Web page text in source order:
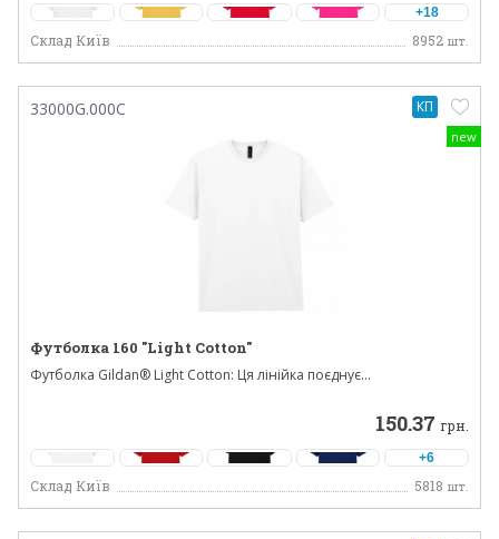
+18
Склад Київ 8952 шт.
new
33000G.000C
Футболка 160 "Light Cotton"
Футболка Gildan® Light Cotton: Ця лінійка поєднує...
150.37 грн.
+6
Склад Київ 5818 шт.
КП